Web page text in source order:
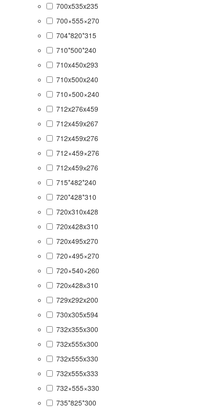
700x535x235
700×555×270
704*820*315
710*500*240
710x450x293
710x500x240
710×500×240
712x276x459
712x459x267
712x459x276
712×459×276
712х459х276
715*482*240
720*428*310
720x310x428
720x428x310
720x495x270
720×495×270
720×540×260
720х428х310
729x292x200
730x305x594
732x355x300
732x555x300
732x555x330
732x555x333
732×555×330
735*825*300